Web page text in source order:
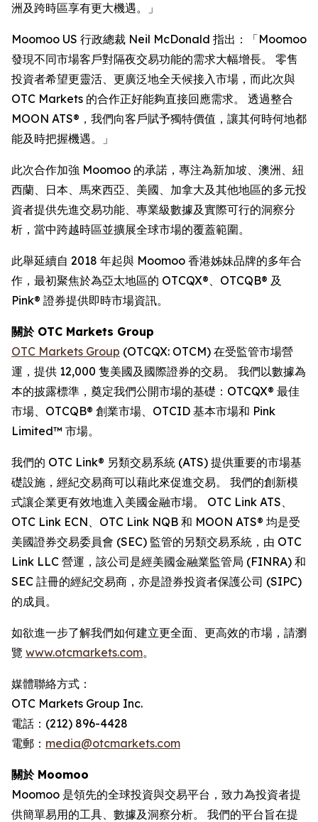
洲及跨時區享有更大機遇。」
Moomoo US 行政總裁 Neil McDonald 指出：「Moomoo
發現不同市場客戶對隔夜交易功能的需求大幅增長。 零售
投資者希望更靈活、更廣泛地全天候接入市場，而此次與
OTC Markets 的合作正好能夠直接回應需求。 透過整合
MOON ATS®，我們向客戶賦予獨特價值，讓其何時何地都
能及時把握機遇。」
此次合作加強 Moomoo 的承諾，專注為新加坡、澳洲、紐
西蘭、日本、馬來西亞、美國、加拿大及其他地區的多元投
資者提供先進交易功能、專業級數據及實際可行的洞察分
析，當中跨越時區並擴展全球市場的覆蓋範圍。
此舉延續自 2018 年起與 Moomoo 香港姊妹品牌的多年合
作，最初聚焦於為亞太地區的 OTCQX®、OTCQB® 及
Pink® 證券提供即時市場資訊。
關於 OTC Markets Group
OTC Markets Group (OTCQX: OTCM) 在受監管市場營
運，提供 12,000 隻美國及國際證券的交易。 我們以數據為
本的披露標準，奠定我們公開市場的基礎：OTCQX® 最佳
市場、OTCQB® 創業市場、OTCID 基本市場和 Pink
Limited™ 市場。
我們的 OTC Link® 另類交易系統 (ATS) 提供重要的市場基
礎設施，經紀交易商可以藉此來促進交易。 我們的創新模
式讓企業更有效地進入美國金融市場。 OTC Link ATS、
OTC Link ECN、OTC Link NQB 和 MOON ATS® 均是受
美國證券交易委員會 (SEC) 監管的另類交易系統，由 OTC
Link LLC 營運，該公司是經美國金融業監管局 (FINRA) 和
SEC 註冊的經紀交易商，亦是證券投資者保護公司 (SIPC)
的成員。
如欲進一步了解我們如何建立更全面、更高效的市場，請瀏
覽 www.otcmarkets.com。
媒體聯絡方式：
OTC Markets Group Inc.
電話：(212) 896-4428
電郵： media@otcmarkets.com
關於 Moomoo
Moomoo 是領先的全球投資與交易平台，致力為投資者提
供簡單易用的工具、數據及洞察分析。 我們的平台旨在提